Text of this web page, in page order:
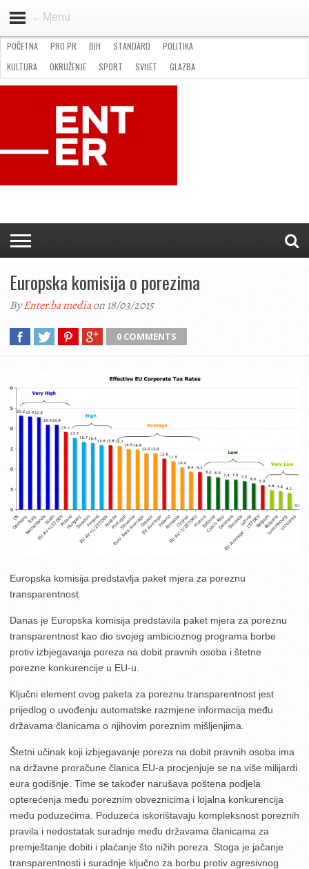
←Menu
STANDARD
GOSPODARSTVO
OKRUŽENJE
POČETNA PRO.PR BIH STANDARD
POLITIKA
KULTURA
OKRUŽENJE SPORT SVIJET
GLAZBA
NATJEČAJI
FILMING LOCATION IN BH KONTAKT
Europska komisija o porezima
ByEnter.ba mediaon 18/03/2015
0 COMMENTS
Europska komisija predstavlja paket mjera za poreznu
transparentnost
Danas je Europska komisija predstavila paket mjera za poreznu
transparentnost kao dio svojeg ambicioznog programa borbe
protiv izbjegavanja poreza na dobit pravnih osoba i štetne
porezne konkurencije u EU-u.
Ključni element ovog paketa za poreznu transparentnost jest
prijedlog o uvođenju automatske razmjene informacija među
državama članicama o njihovim poreznim mišljenjima.
Štetni učinak koji izbjegavanje poreza na dobit pravnih osoba ima
na državne proračune članica EU-a procjenjuje se na više milijardi
eura godišnje. Time se također narušava poštena podjela
opterećenja među poreznim obveznicima i lojalna konkurencija
među poduzećima. Poduzeća iskorištavaju kompleksnost poreznih
pravila i nedostatak suradnje među državama članicama za
premještanje dobiti i plaćanje što nižih poreza. Stoga je jačanje
transparentnosti i suradnje ključno za borbu protiv agresivnog